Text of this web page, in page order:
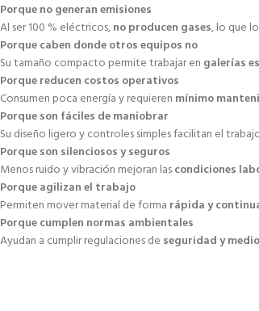
Porque no generan emisiones
Al ser 100 % eléctricos,no producen gases, lo que
Porque caben donde otros equipos no
Su tamaño compacto permite trabajar en galerías
Porque reducen costos operativos
Consumen poca energía y requieren mínimo
Porque son fáciles de maniobrar
Su diseño ligero y controles simples facilitan el
Porque son silenciosos y seguros
Menos ruido y vibración mejoran lascondiciones
Porque agilizan el trabajo
Permiten mover material de forma rápida y
Porque cumplen normas ambientales
Ayudan a cumplir regulaciones de seguridad y